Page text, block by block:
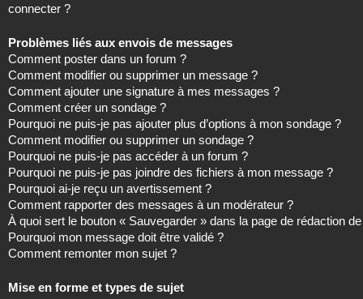
connecter ?
Problèmes liés aux envois de messages
Comment poster dans un forum ?
Comment modifier ou supprimer un message ?
Comment ajouter une signature à mes messages ?
Comment créer un sondage ?
Pourquoi ne puis-je pas ajouter plus d’options à mon sondage ?
Comment modifier ou supprimer un sondage ?
Pourquoi ne puis-je pas accéder à un forum ?
Pourquoi ne puis-je pas joindre des fichiers à mon message ?
Pourquoi ai-je reçu un avertissement ?
Comment rapporter des messages à un modérateur ?
À quoi sert le bouton « Sauvegarder » dans la page de rédaction
Pourquoi mon message doit être validé ?
Comment remonter mon sujet ?
Mise en forme et types de sujet